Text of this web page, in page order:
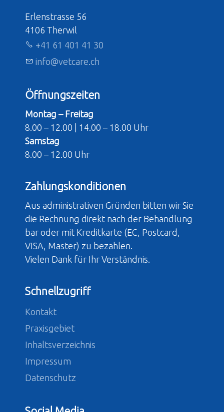
Erlenstrasse 56
4106 Therwil
+41 61 401 41 30
nf
v tc r ch
Öffnungszeiten
Montag – Freitag
8.00 – 12.00 | 14.00 – 18.00 Uhr
Samstag
8.00 – 12.00 Uhr
Zahlungskonditionen
Aus administrativen Gründen bitten wir Sie
die Rechnung direkt nach der Behandlung
bar oder mit Kreditkarte (EC, Postcard,
VISA, Master) zu bezahlen.
Vielen Dank für Ihr Verständnis.
Schnellzugriff
Kontakt
Praxisgebiet
Inhaltsverzeichnis
Impressum
Datenschutz